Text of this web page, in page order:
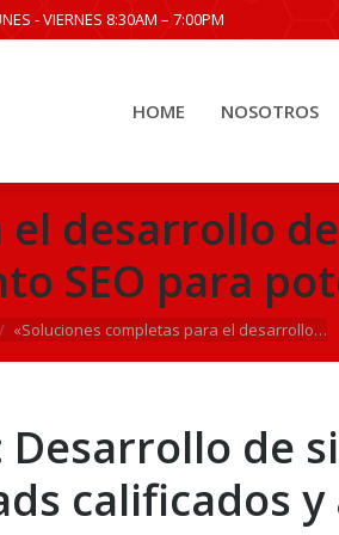
- VIERNES 8:30AM – 7:00PM
HOME NOSOTROS
desarrollo
SEO para
«Soluciones completas para el desarrollo…
de
calificados
HOME NOSOTROS